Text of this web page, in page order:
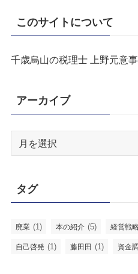
このサイトについて
千歳烏山の税理士 上野元意
アーカイブ
ブ
タグ
廃業 (1) 本の紹介 (5) 経営戦
自己啓発 (1) 藤田田 (1) 資金